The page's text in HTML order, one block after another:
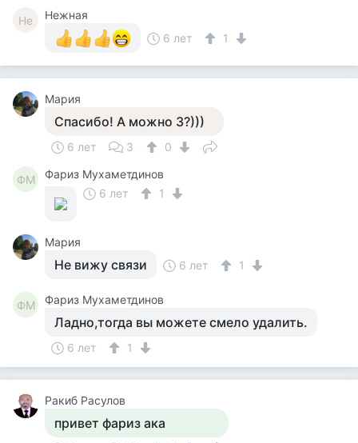
Не
Нежная
6 лет
1
Мария
Спасибо! А можно 3?)))
6 лет 3 0
ФМ
Фариз Мухаметдинов
6 лет
1
Мария
Не вижу связи 6 лет 1
ФМ Фариз Мухаметдинов
Ладно,тогда вы можете смело удалить.
6 лет 1
Ракиб Расулов
привет фариз ака